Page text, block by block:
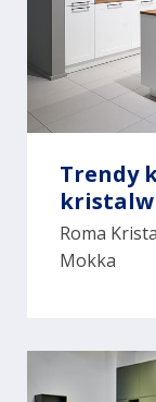
Trendy
Roma
Mokka